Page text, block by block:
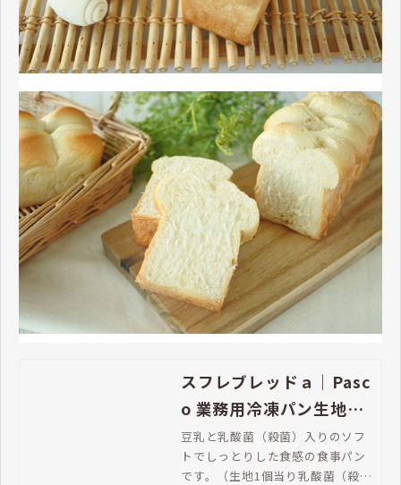
スフレブレッドａ｜Pasc
o 業務用冷凍パン生地通
販 | Pasco 業務用冷凍パ
ン生地通販
豆乳と乳酸菌（殺菌）入りのソフ
トでしっとりした食感の食事パン
です。（生地1個当り乳酸菌（殺